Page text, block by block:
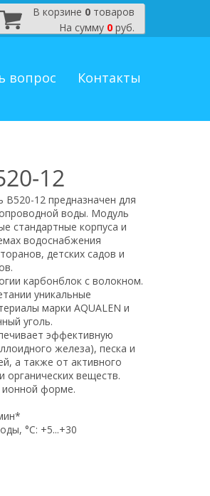
В корзине 0 товаров
На сумму 0 руб.
вопрос Контакты
12
12 предназначен для
воды. Модуль
стандартные корпуса и
водоснабжения
детских садов и
карбонблок с волокном.
уникальные
марки AQUALEN и
уголь.
эффективную
железа), песка и
а также от активного
органических веществ.
форме.
°C: +5...+30